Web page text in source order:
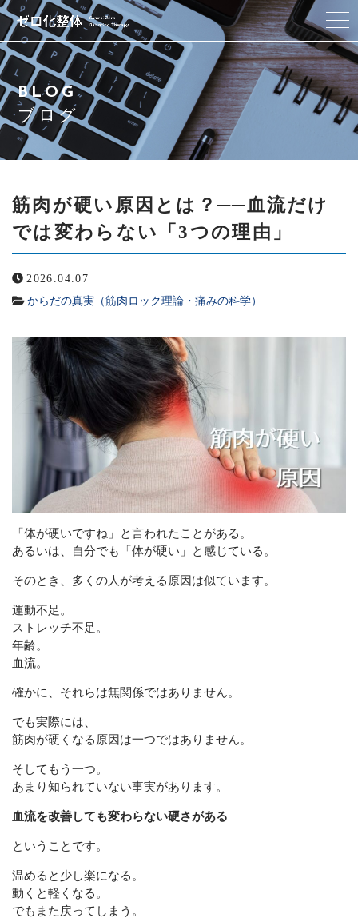
ゼロ化整体とは
私たちの想い
セラピスト
施術コース
アクセス
Q & A
お問い合わせ
サイトマップ
RESERVATION
施術のご予約はこちら
ネットでお申し込み
今すぐ予約する
050-7119-1040
BLOG
ブログ
筋肉が硬い原因とは？──血流だけ
では変わらない「3つの理由」
2026.04.07
からだの真実（筋肉ロック理論・痛みの科学）
「体が硬いですね」と言われたことがある。
あるいは、自分でも「体が硬い」と感じている。
そのとき、多くの人が考える原因は似ています。
運動不足。
ストレッチ不足。
年齢。
血流。
確かに、それらは無関係ではありません。
でも実際には、
筋肉が硬くなる原因は一つではありません。
そしてもう一つ。
あまり知られていない事実があります。
血流を改善しても変わらない硬さがある
ということです。
温めると少し楽になる。
動くと軽くなる。
でもまた戻ってしまう。